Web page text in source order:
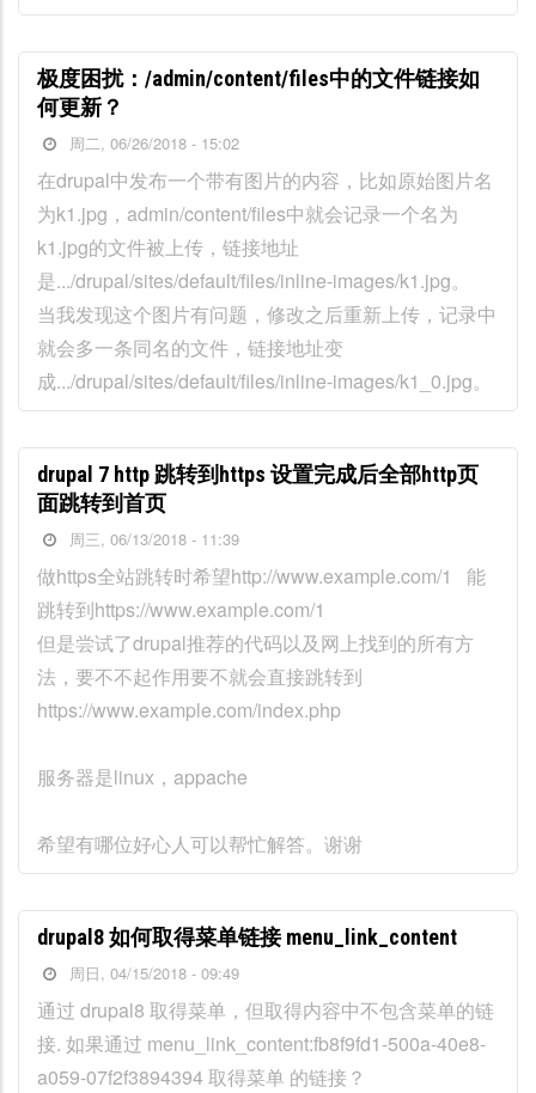
极度困扰：/admin/content/files中的文件链接如
何更新？
周二, 06/26/2018 - 15:02
在drupal中发布一个带有图片的内容，比如原始图片名
为k1.jpg，admin/content/files中就会记录一个名为
k1.jpg的文件被上传，链接地址
是.../drupal/sites/default/files/inline-images/k1.jpg。
当我发现这个图片有问题，修改之后重新上传，记录中
就会多一条同名的文件，链接地址变
成.../drupal/sites/default/files/inline-images/k1_0.jpg。
drupal 7 http 跳转到https 设置完成后全部http页
面跳转到首页
周三, 06/13/2018 - 11:39
做https全站跳转时希望http://www.example.com/1 能
跳转到https://www.example.com/1
但是尝试了drupal推荐的代码以及网上找到的所有方
法，要不不起作用要不就会直接跳转到
https://www.example.com/index.php
服务器是linux，appache
希望有哪位好心人可以帮忙解答。谢谢
drupal8 如何取得菜单链接 menu_link_content
周日, 04/15/2018 - 09:49
通过 drupal8 取得菜单，但取得内容中不包含菜单的链
接. 如果通过 menu_link_content:fb8f9fd1-500a-40e8-
a059-07f2f3894394 取得菜单 的链接？